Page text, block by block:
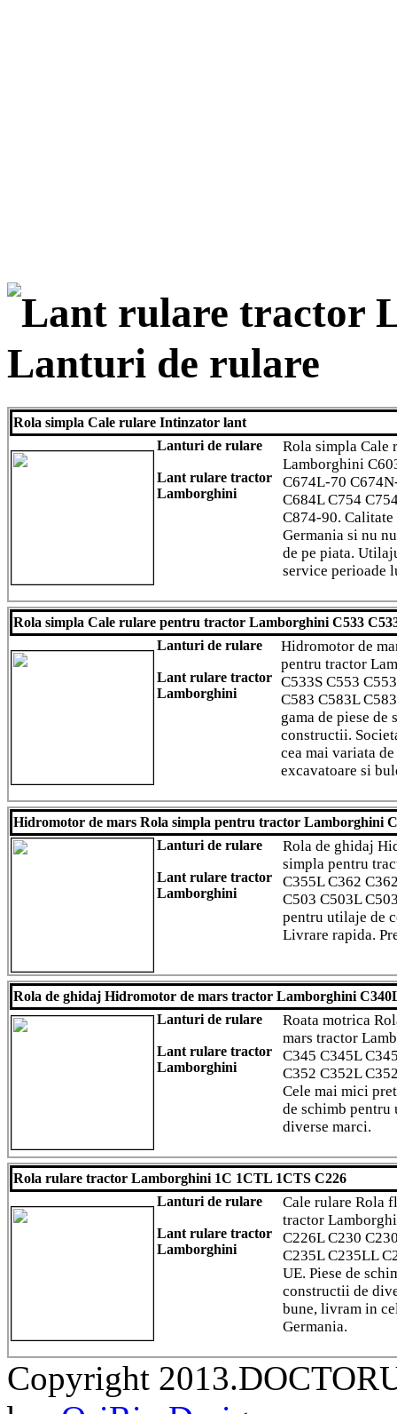
Lant rulare tractor
Lanturi de rulare
Rola simpla Cale rulare Intinzator lant
Lanturi de rulare
Lant rulare tractor
Lamborghini
Rola simpla Cale
Lamborghini
C674L-70
C684L C754
C874-90.
Germania si nu
de pe piata.
service perioade
Rola simpla Cale rulare pentru tractor Lamborghini C533
Lanturi de rulare
Lant rulare tractor
Lamborghini
Hidromotor de
pentru tractor
C533S C553
C583 C583L
gama de piese
constructii.
cea mai variata
excavatoare si
Hidromotor de mars Rola simpla pentru tractor Lamborghini
Lanturi de rulare
Lant rulare tractor
Lamborghini
Rola de ghidaj
simpla pentru
C355L C362
C503 C503L
pentru utilaje de
Livrare rapida.
Rola de ghidaj Hidromotor de mars tractor Lamborghini
Lanturi de rulare
Lant rulare tractor
Lamborghini
Roata motrica
mars tractor
C345 C345L
C352 C352L
Cele mai mici
de schimb
diverse marci.
Rola rulare tractor Lamborghini 1C 1CTL 1CTS C226
Lanturi de rulare
Lant rulare tractor
Lamborghini
Cale rulare Rola
tractor
C226L C230
C235L C235LL
UE. Piese de
constructii de
bune, livram in
Germania.
Copyright